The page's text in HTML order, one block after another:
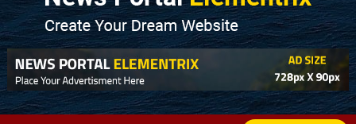
Agência Web
Seu Portal de Notícias!